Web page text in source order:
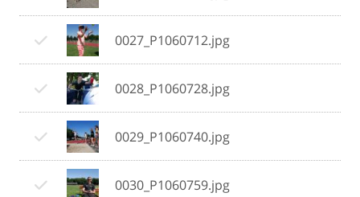
0027_P1060712.jpg
0028_P1060728.jpg
0029_P1060740.jpg
0030_P1060759.jpg